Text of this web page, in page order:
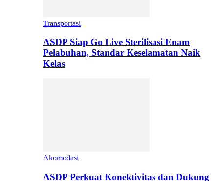
Transportasi
ASDP Siap Go Live Sterilisasi Enam
Pelabuhan, Standar Keselamatan Naik
Kelas
Akomodasi
ASDP Perkuat Konektivitas dan Dukung